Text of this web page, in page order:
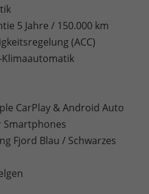
5 Jahre / 150.000 km
(ACC)
CarPlay & Android Auto
Smartphones
Fjord Blau / Schwarzes